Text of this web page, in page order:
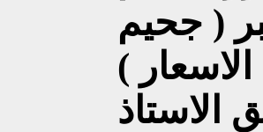
( جحيم
الاستاذ